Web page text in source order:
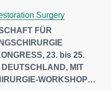
Surgery
FÜR
23. bis 25.
MIT
WORKSHOP…